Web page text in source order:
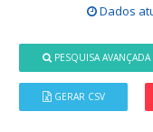
Dados
PESQUISA AVANÇADA
GERAR CSV